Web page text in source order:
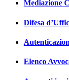
Mediazione
Difesa
Elenco